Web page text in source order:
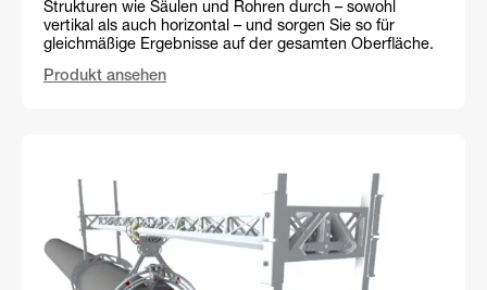
Strukturen wie Säulen und Rohren durch – sowohl
vertikal als auch horizontal – und sorgen Sie so für
gleichmäßige Ergebnisse auf der gesamten Oberfläche.
Produkt ansehen